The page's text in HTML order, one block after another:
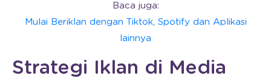
Baca juga:
Mulai Beriklan dengan Tiktok, Spotify dan Aplikasi
lainnya
Strategi Iklan di Media